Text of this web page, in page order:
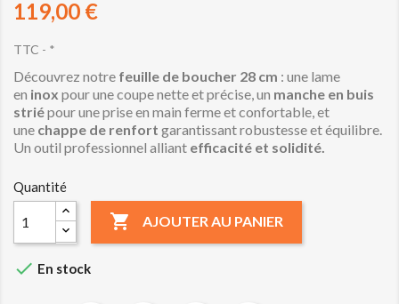
119,00 €
TTC *
Découvrez notre feuille de boucher 28 cm : une lame
en inox pour une coupe nette et précise, un manche en buis
striépour une prise en main ferme et confortable, et
une chappe de renfort garantissant robustesse et équilibre.
Un outil professionnel alliant efficacité et solidité.
Quantité
 AJOUTER AU PANIER
 En stock